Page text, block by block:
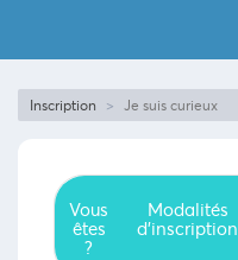
Inscription Je suis curieux
Vous
êtes
?
Modalités
d'inscription